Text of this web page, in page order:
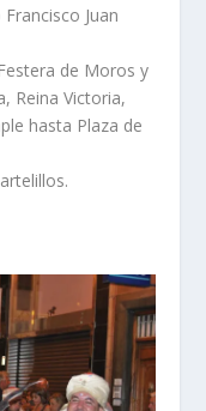
Juan
de Moros y
Reina Victoria,
hasta Plaza de